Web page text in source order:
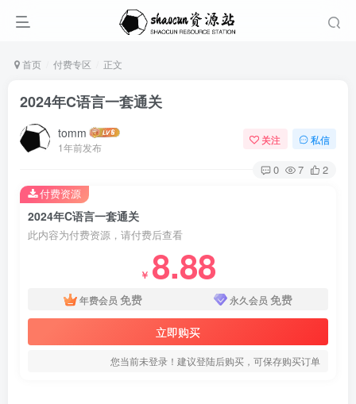
首页 付费专区 正文
2024年C语言一套通关
tomm
1年前发布
关注 私信
0 7 2
2024年C语言一套通关
此内容为付费资源，请付费后查看
￥ 8.88
年费会员 免费 永久会员 免费
立即购买
您当前未登录！建议登陆后购买，可保存购买订单
付费资源